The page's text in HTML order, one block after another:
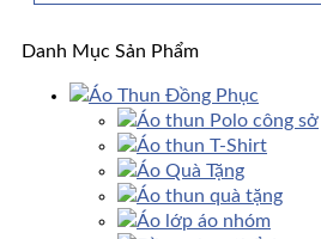
Danh Mục Sản Phẩm
Áo Thun Đồng Phục
Áo thun Polo công sở
Áo thun T-Shirt
Áo Quà Tặng
Áo thun quà tặng
Áo lớp áo nhóm